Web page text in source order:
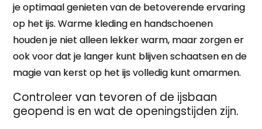
je optimaal genieten van de betoverende ervaring
op het ijs. Warme kleding en handschoenen
houden je niet alleen lekker warm, maar zorgen er
ook voor dat je langer kunt blijven schaatsen en de
magie van kerst op het ijs volledig kunt omarmen.
Controleer van tevoren of de ijsbaan
geopend is en wat de openingstijden zijn.